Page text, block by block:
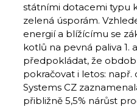
státními dotacemi typu
zelená úsporám.
energií a blížícímu se
kotlů na pevná paliva 1.
předpokládat, že
pokračovat i letos: např.
Systems CZ
přibližně 5,5% nárůst